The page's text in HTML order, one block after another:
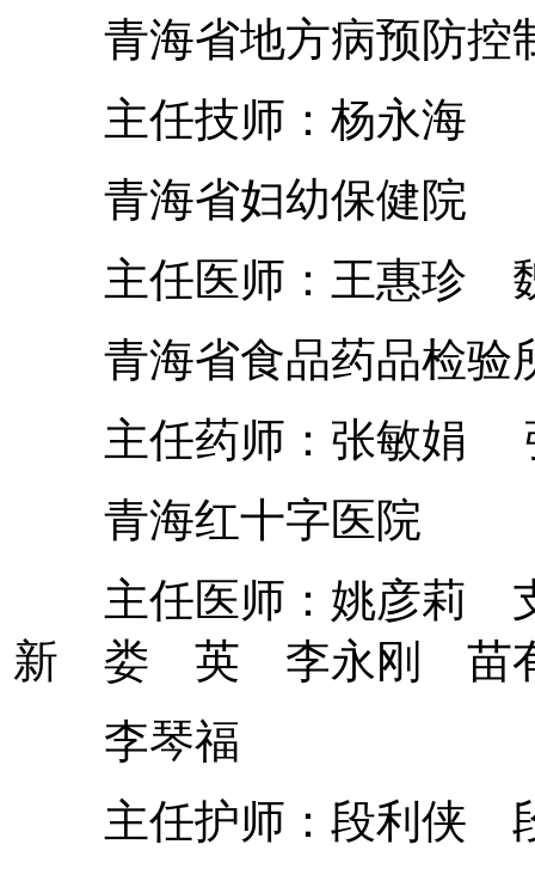
青海省地方病预防控
主任技师：杨永海
青海省妇幼保健院
主任医师：王惠珍
青海省食品药品检验
主任药师：张敏娟
青海红十字医院
主任医师：姚彦莉
新 娄 英 李永刚
李琴福
主任护师：段利侠